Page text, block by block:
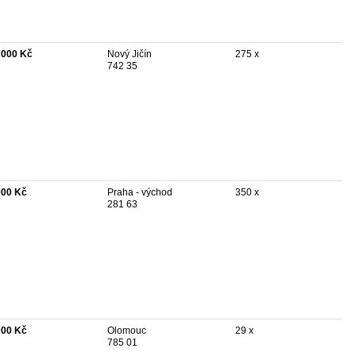
Kč
Nový Jičín
742 35
275 x
Kč
Praha - východ
281 63
350 x
Kč
Olomouc
785 01
29 x